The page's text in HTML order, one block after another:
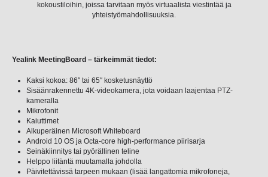
kokoustiloihin, joissa tarvitaan myös virtuaalista viestintää ja
yhteistyömahdollisuuksia.
Yealink MeetingBoard –tärkeimmät tiedot:
Kaksi kokoa: 86″ tai 65″ kosketusnäyttö
Sisäänrakennettu 4K-videokamera, jota voidaan laajentaa PTZ-
kameralla
Mikrofonit
Kaiuttimet
Alkuperäinen Microsoft Whiteboard
Android 10 OS ja Octa-core high-performance piirisarja
Seinäkiinnitys tai pyörällinen teline
Helppo liitäntä muutamalla johdolla
Päivitettävissä tarpeen mukaan (lisää langattomia mikrofoneja,